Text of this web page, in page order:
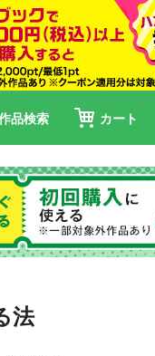
品検索 カート
法